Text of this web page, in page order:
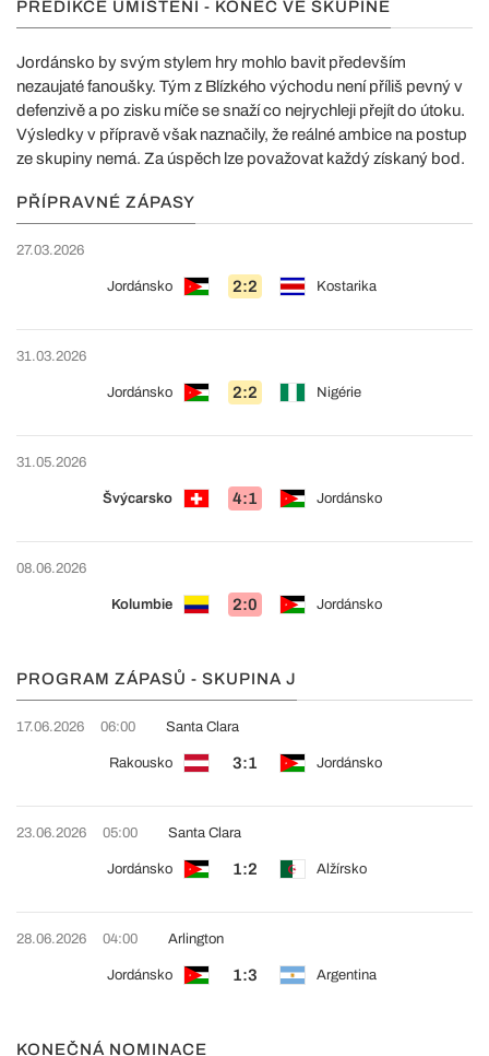
PREDIKCE UMÍSTĚNÍ - KONEC VE SKUPINĚ
Jordánsko by svým stylem hry mohlo bavit především
nezaujaté fanoušky. Tým z Blízkého východu není příliš pevný v
defenzivě a po zisku míče se snaží co nejrychleji přejít do útoku.
Výsledky v přípravě však naznačily, že reálné ambice na postup
ze skupiny nemá. Za úspěch lze považovat každý získaný bod.
PŘÍPRAVNÉ ZÁPASY
27.03.2026
Jordánsko 2:2 Kostarika
31.03.2026
Jordánsko 2:2 Nigérie
31.05.2026
Švýcarsko 4:1 Jordánsko
08.06.2026
Kolumbie 2:0 Jordánsko
PROGRAM ZÁPASŮ - SKUPINA J
17.06.2026 06:00
Rakousko 3:1 Jordánsko
Santa Clara
23.06.2026 05:00
Jordánsko 1:2 Alžírsko
Santa Clara
28.06.2026 04:00
Jordánsko 1:3 Argentina
Arlington
KONEČNÁ NOMINACE